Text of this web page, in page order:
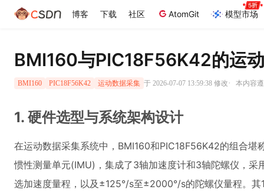
博客 下载 社区 AtomGit 模型市场
BMI160与PIC18F56K42的运
BMI160 PIC18F56K42 运动数据采集 于 2026-07-07 13:59:38 修改· 本内容
1. 硬件选型与系统架构设计
在运动数据采集系统中，BMI160和PIC18F56K42的组合
惯性测量单元(IMU)，集成了3轴加速度计和3轴陀螺仪，
选加速度量程，以及±125°/s至±2000°/s的陀螺仪量程。